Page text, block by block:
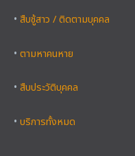
• สืบชู้สาว / ติดตามบุคคล
• ตามหาคนหาย
• สืบประวัติบุคคล
• บริการทั้งหมด